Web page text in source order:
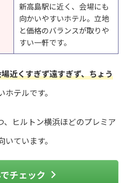
新高島駅に近く、会場にも
向かいやすいホテル。立地
と価格のバランスが取りや
すい一軒です。
近くすぎず遠すぎず、ちょう
テルです。
、ヒルトン横浜ほどのプレミア
ています。
チェック